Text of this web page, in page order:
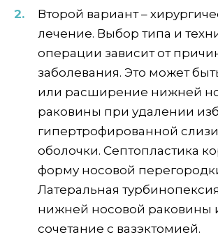
Второй вариант –
лечение. Выбор типа и
операции зависит от
заболевания. Это может
или расширение нижней
раковины при удалении
гипертрофированной
оболочки. Септопластика
форму носовой
Латеральная
нижней носовой раковины
сочетание с вазэктомией.